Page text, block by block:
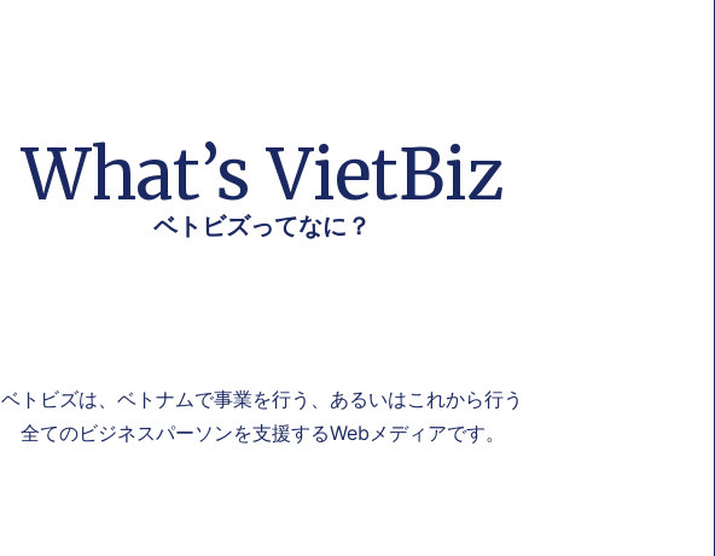
What’s VietBiz
ベトビズってなに？
ベトビズは、ベトナムで事業を行う、あるいはこれから行う
全てのビジネスパーソンを支援するWebメディアです。